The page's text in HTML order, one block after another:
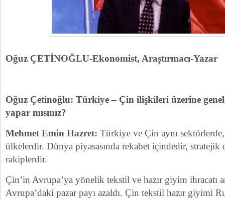
Oğuz ÇETİNOĞLU-Ekonomist, Araştırmacı-Yazar
Oğuz Çetinoğlu: Türkiye – Çin ilişkileri üzerine
yapar mısınız?
Mehmet Emin Hazret: Türkiye ve Çin aynı
ülkelerdir. Dünya piyasasında rekabet içindedir,
rakiplerdir.
Çin’in Avrupa’ya yönelik tekstil ve hazır giyim ihracatı
Avrupa’daki pazar payı azaldı. Çin tekstil hazır giyimi